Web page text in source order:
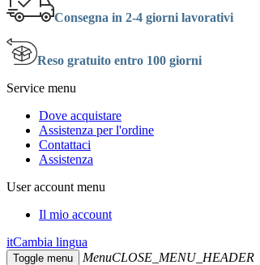
Consegna in 2-4 giorni lavorativi
Reso gratuito entro 100 giorni
Service menu
Dove acquistare
Assistenza per l'ordine
Contattaci
Assistenza
User account menu
Il mio account
itCambia lingua
Toggle menu MenuCLOSE_MENU_HEADER